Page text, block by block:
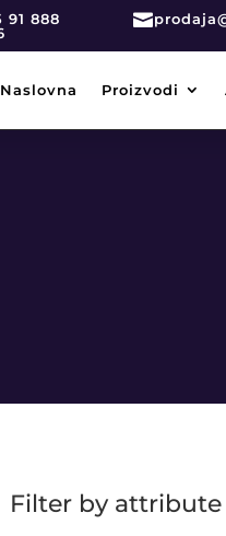
91 888

Naslovna Proizvodi
Filter by attribute